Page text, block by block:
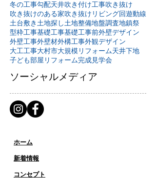
冬の工事勾配天井吹き付け工事吹き抜け
吹き抜けのある家吹き抜けリビング回遊動線
土台敷き 土地探し土地整備地盤調査地鎮祭
型枠工事基礎工事基礎工事前外壁デザイン
外壁工事外壁材外構工事外観デザイン
大工工事大村市大規模リフォーム天井下地
子ども部屋リフォーム完成見学会
ソーシャルメディア
ホーム
新着情報
コンセプト